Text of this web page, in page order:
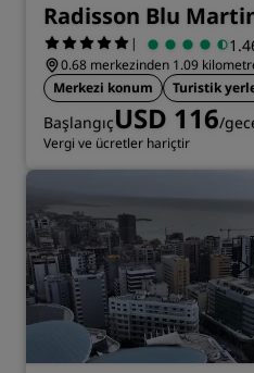
Radisson Blu
|
0.68 merkezinden 1.09
Merkezi konum
Turistik
BaşlangıçUSD 116/
Vergi ve ücretler hariçtir